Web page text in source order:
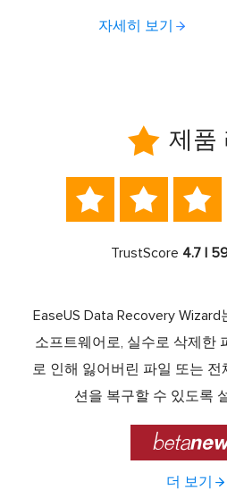
자세히 보기
 제품
  
TrustScore 4.7 |
EaseUS Data Recovery
소프트웨어로, 실수로 삭제한
로 인해 잃어버린 파일 또는 전
션을 복구할 수 있도록
더 보기